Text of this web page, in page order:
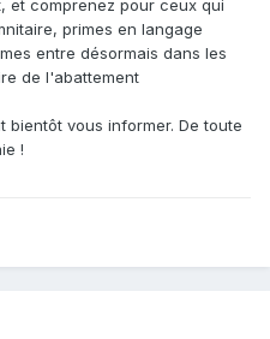
et comprenez pour ceux qui
primes en langage
entre désormais dans les
de l'abattement
bientôt vous informer. De toute
!